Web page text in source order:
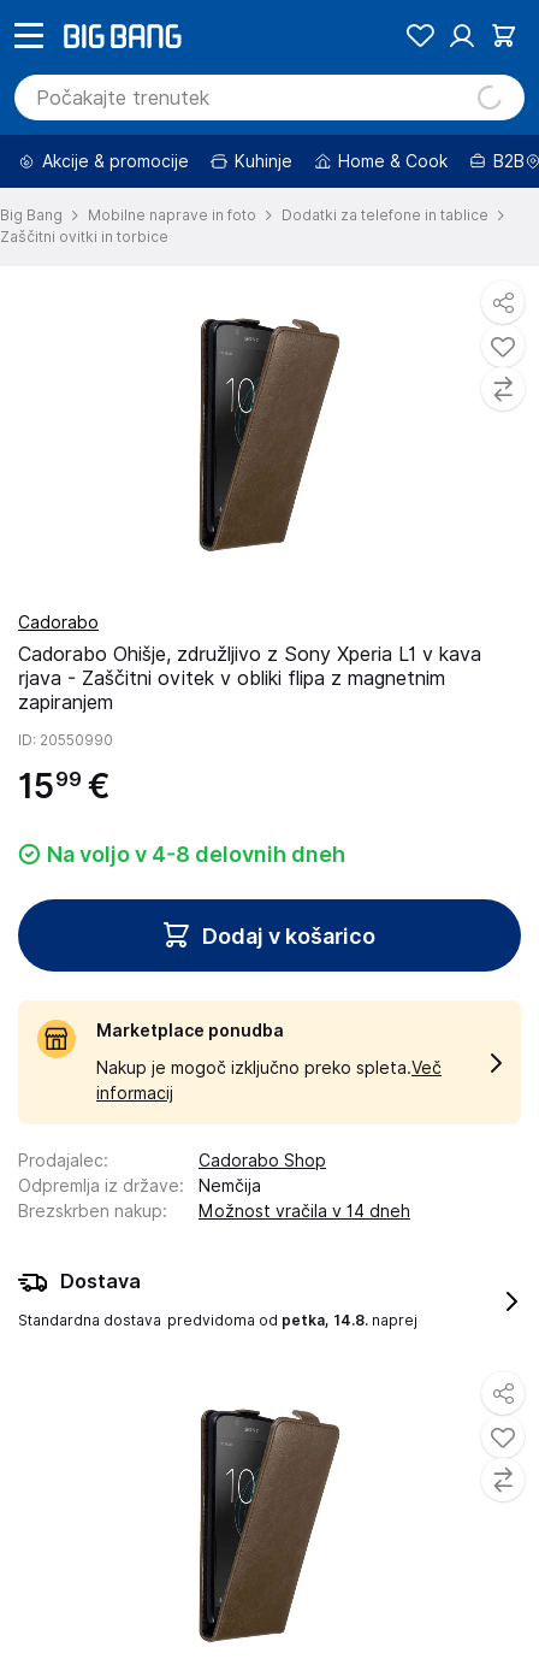
Akcije & promocije Kuhinje Home & Cook B2B
Big Bang Mobilne naprave in foto
Dodatki za telefone in tablice
Zaščitni ovitki in torbice
Cadorabo
Cadorabo Ohišje, združljivo z Sony Xperia L1 v kava
rjava - Zaščitni ovitek v obliki flipa z magnetnim
zapiranjem
ID: 20550990
1599 €
Na voljo v 4-8 delovnih dneh
Dodaj v košarico
Marketplace ponudba
Nakup je mogoč izključno preko spleta.Več
informacij
Prodajalec:
Cadorabo Shop
Odpremlja iz države:
Nemčija
Brezskrben nakup: Možnost vračila v 14 dneh
Dostava
Standardna dostava predvidoma od petka, 14.8. naprej